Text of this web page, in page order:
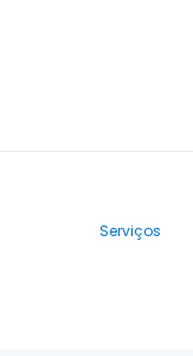
Serviços